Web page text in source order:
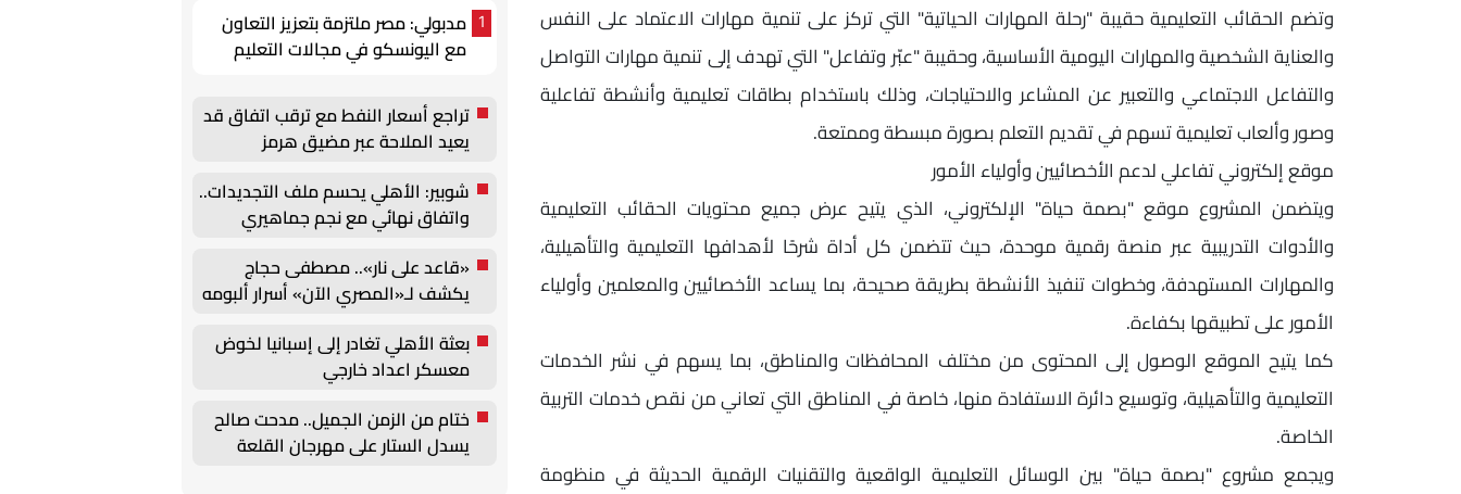
وتضم الحقائب التعليمية حقيبة "رحلة المهارات الحياتية" التي تركز على تنمية مهارات الاعتماد على النفس
والعناية الشخصية والمهارات اليومية الأساسية، وحقيبة "عبّر وتفاعل" التي تهدف إلى تنمية مهارات التواصل
والتفاعل الاجتماعي والتعبير عن المشاعر والاحتياجات، وذلك باستخدام بطاقات تعليمية وأنشطة تفاعلية
وصور وألعاب تعليمية تسهم في تقديم التعلم بصورة مبسطة وممتعة.
موقع إلكتروني تفاعلي لدعم الأخصائيين وأولياء الأمور
ويتضمن المشروع موقع "بصمة حياة" الإلكتروني، الذي يتيح عرض جميع محتويات الحقائب التعليمية
والأدوات التدريبية عبر منصة رقمية موحدة، حيث تتضمن كل أداة شرحًا لأهدافها التعليمية والتأهيلية،
والمهارات المستهدفة، وخطوات تنفيذ الأنشطة بطريقة صحيحة، بما يساعد الأخصائيين والمعلمين وأولياء
الأمور على تطبيقها بكفاءة.
كما يتيح الموقع الوصول إلى المحتوى من مختلف المحافظات والمناطق، بما يسهم في نشر الخدمات
التعليمية والتأهيلية، وتوسيع دائرة الاستفادة منها، خاصة في المناطق التي تعاني من نقص خدمات التربية
الخاصة.
ويجمع مشروع "بصمة حياة" بين الوسائل التعليمية الواقعية والتقنيات الرقمية الحديثة في منظومة
1
مدبولي: مصر ملتزمة بتعزيز التعاون
مع اليونسكو في مجالات التعليم
والثقافة والتنمية الشاملة
تراجع أسعار النفط مع ترقب اتفاق قد
يعيد الملاحة عبر مضيق هرمز
شوبير: الأهلي يحسم ملف التجديدات..
واتفاق نهائي مع نجم جماهيري
«قاعد على نار».. مصطفى حجاج
يكشف لـ«المصري الآن» أسرار ألبومه
بعثة الأهلي تغادر إلى إسبانيا لخوض
معسكر اعداد خارجي
ختام من الزمن الجميل.. مدحت صالح
يسدل الستار على مهرجان القلعة